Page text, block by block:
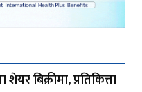
बिक्रीमा, प्रतिकित्ता